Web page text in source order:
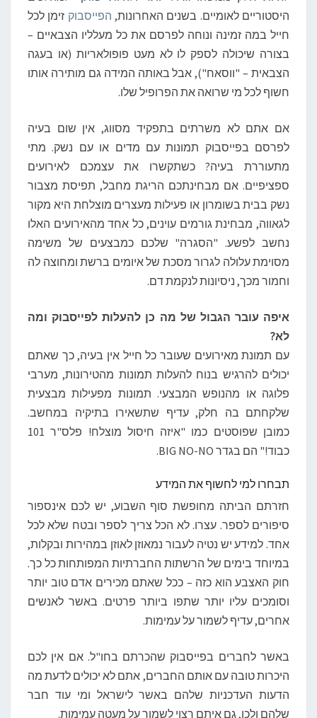
היסטוריים לאומיים. בשנים האחרונות, הפייסבוק זימן לכל
חייל במה זמינה ונוחה לפרסם את כל מעלליו הצבאיים –
בצורה שיכולה לספק לו לא מעט פופולאריות (או בעגה
הצבאית – "ווסאח"), אבל באותה המידה גם מותירה אותו
חשוף לכל מי שרואה את הפרופיל שלו.
אם אתם לא משרתים בתפקיד מסווג, אין שום בעיה
לפרסם בפייסבוק תמונות עם מדים או עם נשק. מתי
מתעוררת בעיה? כשתקשרו את עצמכם לאירועים
ספציפיים. אם מבחינתכם הריגת מחבל, תפיסת מצבור
נשק בבית בשומרון או פעילות מעצרים מוצלחת היא מקור
לגאווה, מבחינת גורמים עוינים, כל אחד מהאירועים האלו
נחשב לפשע. "הסגרה" שלכם כמבצעים של משימה
מסוימת עלולה לגרור מסכת של איומים ברשת ומחוצה לה
וחמור מכך, ניסיונות לנקמת דם.
איפה עובר הגבול של מה כן להעלות לפייסבוק ומה
לא?
עם תמונת מאירועים שעובר כל חייל אין בעיה, כך שאתם
יכולים להרגיש בנוח להעלות תמונות מהטירונות, מערבי
פלוגה או מהנופש המבצעי. תמונות מפעילות מבצעית
שלקחתם בה חלק, עדיף שתשאירו בתיקיה במחשב.
כמובן שפוסטים כמו "איזה חיסול מוצלח! פלס"ר 101
כבוד!" הם בגדר BIG NO-NO.
תבחרו למי לחשוף את המידע
חזרתם הביתה מחופשת סוף השבוע, יש לכם אינספור
סיפורים לספר. עצרו. לא הכל צריך לספר ובטח שלא לכל
אחד. למידע יש נטיה לעבור נמאוזן לאוזן במהירות ובקלות,
במיוחד בימים של הרשתות החברתיות המפותחות כל כך.
חוק האצבע הוא כזה – ככל שאתם מכירים אדם טוב יותר
וסומכים עליו יותר שתפו ביותר פרטים. באשר לאנשים
אחרים, עדיף לשמור על עמימות.
באשר לחברים בפייסבוק שהכרתם בחו"ל. אם אין לכם
היכרות טובה עם אותם החברים, אתם לא יכולים לדעת מה
הדעות העדכניות שלהם באשר לישראל ומי עוד חבר
שלהם ולכן, גם איתם רצוי לשמור על מעטה עמימות.